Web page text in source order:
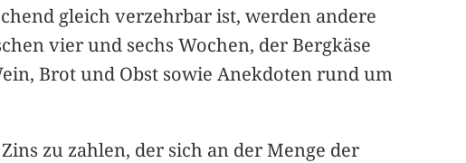
gleich verzehrbar ist, werden andere
vier und sechs Wochen, der Bergkäse
Brot und Obst sowie Anekdoten rund um
zu zahlen, der sich an der Menge der